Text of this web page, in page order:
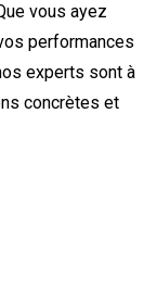
vous ayez
performances
experts sont à
concrètes et